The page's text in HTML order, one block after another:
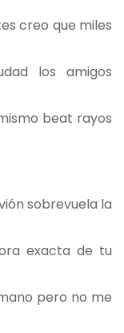
creo que miles
los amigos
beat rayos
sobrevuela la
exacta de tu
pero no me